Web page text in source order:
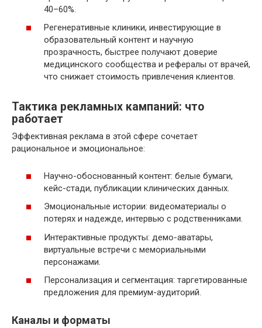
40–60%.
Регенеративные клиники, инвестирующие в
образовательный контент и научную
прозрачность, быстрее получают доверие
медицинского сообщества и рефералы от врачей,
что снижает стоимость привлечения клиентов.
Тактика рекламных кампаний: что
работает
Эффективная реклама в этой сфере сочетает
рациональное и эмоциональное:
Научно-обоснованный контент: белые бумаги,
кейс-стади, публикации клинических данных.
Эмоциональные истории: видеоматериалы о
потерях и надежде, интервью с родственниками.
Интерактивные продукты: демо-аватары,
виртуальные встречи с мемориальными
персонажами.
Персонализация и сегментация: таргетированные
предложения для премиум-аудиторий.
Каналы и форматы